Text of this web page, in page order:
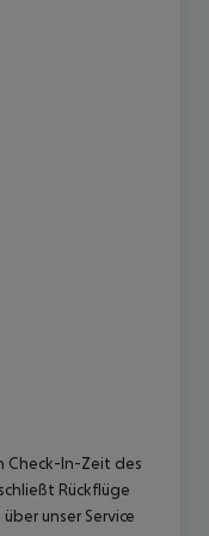
Check-In-Zeit des
Rückflüge
unser Service